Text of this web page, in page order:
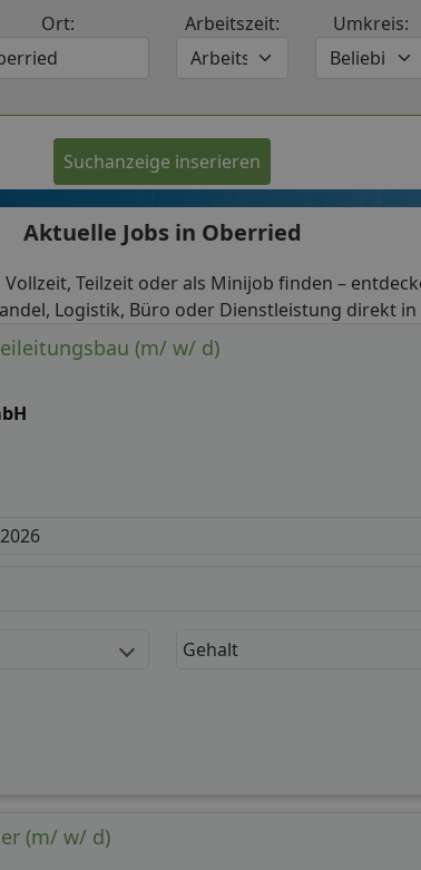
Ort: Arbeitszeit: Umkreis:
Suchanzeige inserieren
Aktuelle Jobs in Oberried
Teilzeit oder als Minijob finden –
Logistik, Büro oder Dienstleistung direkt
(m/ w/ d)
Gehalt
(m/ w/ d)